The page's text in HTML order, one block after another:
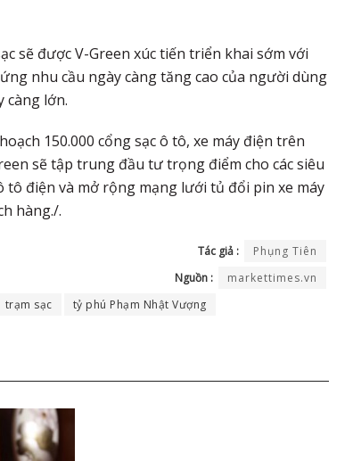
sẽ được V-Green xúc tiến triển khai sớm với
nhu cầu ngày càng tăng cao của người dùng
càng lớn.
150.000 cổng sạc ô tô, xe máy điện trên
sẽ tập trung đầu tư trọng điểm cho các siêu
điện và mở rộng mạng lưới tủ đổi pin xe máy
hàng./.
Tác giả :
Phụng Tiên
Nguồn :
markettimes.vn
trạm sạc tỷ phú Phạm Nhật Vượng